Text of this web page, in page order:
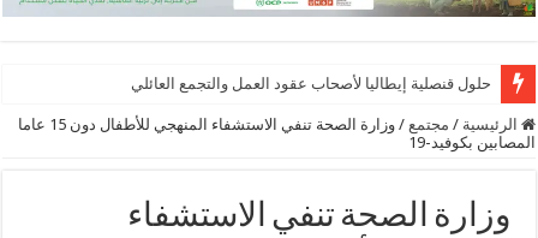
حلول قنصلية إيطاليا لأصحاب عقود العمل والتجمع العائلي
الرئيسية / مجتمع /
وزارة الصحة تنفي الاستشفاء المنهجي للأطفال دون 15 عاما
المصابين بكوفيد-19
وزارة الصحة تنفي الاستشفاء